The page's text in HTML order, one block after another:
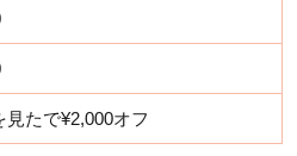
見たで¥2,000オフ